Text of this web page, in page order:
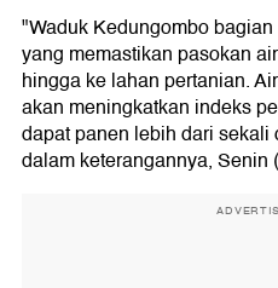
"Waduk Kedungombo
yang memastikan pasokan
hingga ke lahan pertanian.
akan meningkatkan indeks
dapat panen lebih dari
dalam keterangannya, Senin